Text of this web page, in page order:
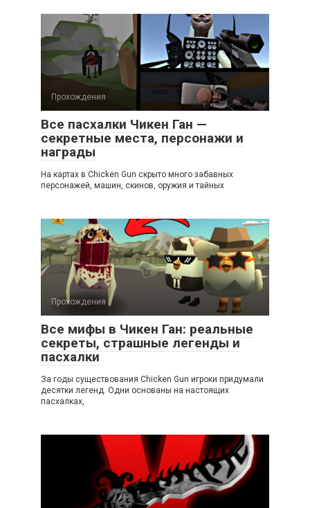
Прохождения
Все пасхалки Чикен Ган —
секретные места, персонажи и
награды
На картах в Chicken Gun скрыто много забавных
персонажей, машин, скинов, оружия и тайных
Прохождения
Все мифы в Чикен Ган: реальные
секреты, страшные легенды и
пасхалки
За годы существования Chicken Gun игроки придумали
десятки легенд. Одни основаны на настоящих
пасхалках,